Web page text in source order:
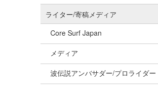
ライター/寄稿メディア
Core Surf Japan
Naoya Kimoto
mitsuteru Kamio
メディア
SURFMEDIA
波伝説アンバサダー/プロライダー